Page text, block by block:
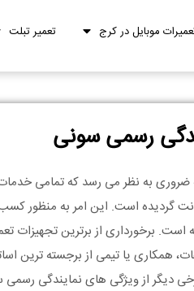
موبایل در کرج تعمیر تبلت
رسمی سونی
ضروری به نظر می رسد که تمامی
گردیده است. این امر به منظور
برخورداری از برترین تجهیزات
همکاری یا تیمی از برجسته ترین
دیگر از ویژگی های نمایندگی